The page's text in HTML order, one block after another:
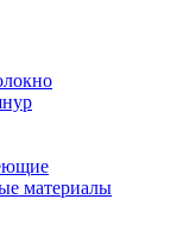
материалы